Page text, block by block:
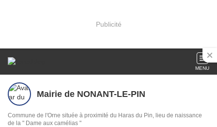
Publicité
MENU
Mairie de NONANT-LE-PIN
Commune de l'Orne située à proximité du Haras du Pin, lieu de naissance
de la " Dame aux camélias "